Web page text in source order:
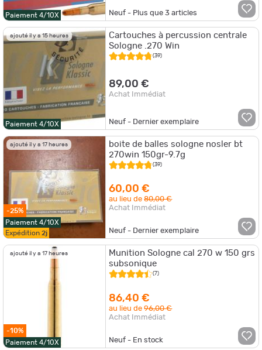
Paiement 4/10X Neuf - Plus que3 articles
ajouté il y a 15 heures
Paiement 4/10X
Cartouches à percussion centrale
Sologne .270 Win
(39)
89,00 €
Achat Immédiat
Neuf - Dernier exemplaire
ajouté il y a 17 heures
-25%
Paiement 4/10X
Expédition 2j
boite de balles sologne nosler bt
270win 150gr-9.7g
(39)
60,00 €
au lieu de80,00 €
Achat Immédiat
Neuf - Dernier exemplaire
ajouté il y a 17 heures
-10%
Paiement 4/10X
Munition Sologne cal 270 w 150 grs
subsonique
(7)
86,40 €
au lieu de96,00 €
Achat Immédiat
Neuf - En stock